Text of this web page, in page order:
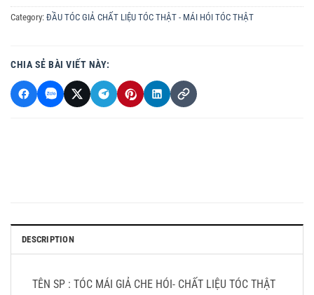
Category: ĐẦU TÓC GIẢ CHẤT LIỆU TÓC THẬT - MÁI HÓI TÓC THẬT
CHIA SẺ BÀI VIẾT NÀY:
DESCRIPTION
TÊN SP : TÓC MÁI GIẢ CHE HÓI- CHẤT LIỆU TÓC THẬT